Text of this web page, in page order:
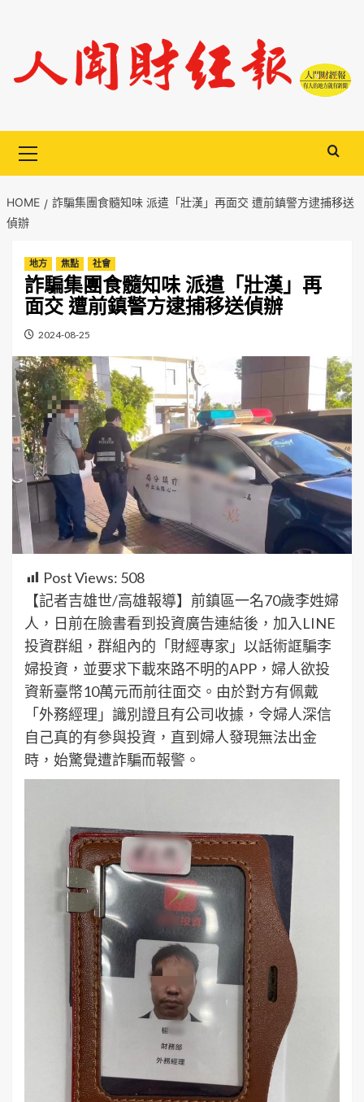
content
Menu
HOME
詐騙集團食髓知味 派遣「壯漢」再面交 遭前鎮警方逮捕移送
偵辦
地方 焦點 社會
詐騙集團食髓知味 派遣「壯漢」再
面交 遭前鎮警方逮捕移送偵辦
2024-08-25
Post Views: 508
【記者吉雄世/高雄報導】前鎮區一名70歲李姓婦
人，日前在臉書看到投資廣告連結後，加入LINE
投資群組，群組內的「財經專家」以話術誆騙李
婦投資，並要求下載來路不明的APP，婦人欲投
資新臺幣10萬元而前往面交。由於對方有佩戴
「外務經理」識別證且有公司收據，令婦人深信
自己真的有參與投資，直到婦人發現無法出金
時，始驚覺遭詐騙而報警。